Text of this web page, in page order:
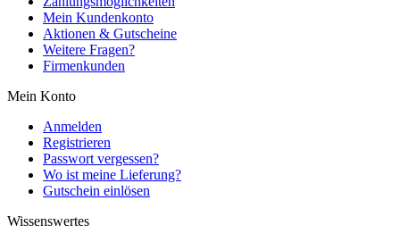
Mein Kundenkonto
Aktionen & Gutscheine
Weitere Fragen?
Firmenkunden
Mein Konto
Anmelden
Registrieren
Passwort vergessen?
Wo ist meine Lieferung?
Gutschein einlösen
Wissenswertes